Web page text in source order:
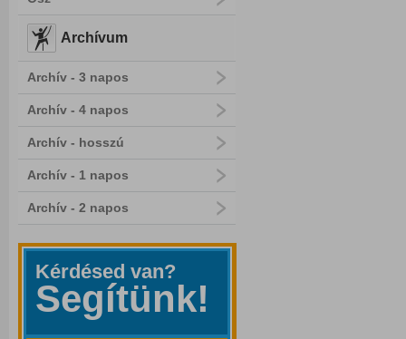
Archívum
Archív - 3 napos
Archív - 4 napos
Archív - hosszú
Archív - 1 napos
Archív - 2 napos
Kérdésed van?
Segítünk!